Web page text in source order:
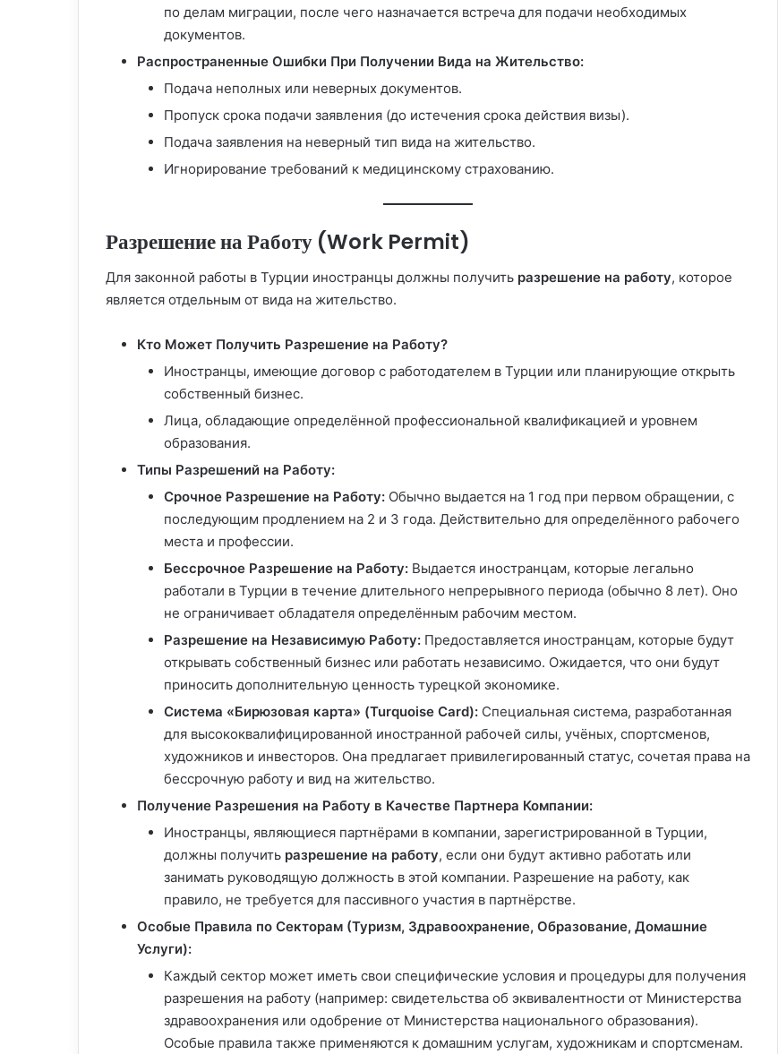
по делам миграции, после чего назначается встреча для подачи необходимых
документов.
Распространенные Ошибки При Получении Вида на Жительство:
Подача неполных или неверных документов.
Пропуск срока подачи заявления (до истечения срока действия визы).
Подача заявления на неверный тип вида на жительство.
Игнорирование требований к медицинскому страхованию.
Разрешение на Работу (Work Permit)
Для законной работы в Турции иностранцы должны получить разрешение на работу, которое
является отдельным от вида на жительство.
Кто Может Получить Разрешение на Работу?
Иностранцы, имеющие договор с работодателем в Турции или планирующие открыть
собственный бизнес.
Лица, обладающие определённой профессиональной квалификацией и уровнем
образования.
Типы Разрешений на Работу:
Срочное Разрешение на Работу: Обычно выдается на 1 год при первом обращении, с
последующим продлением на 2 и 3 года. Действительно для определённого рабочего
места и профессии.
Бессрочное Разрешение на Работу: Выдается иностранцам, которые легально
работали в Турции в течение длительного непрерывного периода (обычно 8 лет). Оно
не ограничивает обладателя определённым рабочим местом.
Разрешение на Независимую Работу: Предоставляется иностранцам, которые будут
открывать собственный бизнес или работать независимо. Ожидается, что они будут
приносить дополнительную ценность турецкой экономике.
Система «Бирюзовая карта» (Turquoise Card): Специальная система, разработанная
для высококвалифицированной иностранной рабочей силы, учёных, спортсменов,
художников и инвесторов. Она предлагает привилегированный статус, сочетая права на
бессрочную работу и вид на жительство.
Получение Разрешения на Работу в Качестве Партнера Компании:
Иностранцы, являющиеся партнёрами в компании, зарегистрированной в Турции,
должны получить разрешение на работу, если они будут активно работать или
занимать руководящую должность в этой компании. Разрешение на работу, как
правило, не требуется для пассивного участия в партнёрстве.
Особые Правила по Секторам (Туризм, Здравоохранение, Образование, Домашние
Услуги):
Каждый сектор может иметь свои специфические условия и процедуры для получения
разрешения на работу (например: свидетельства об эквивалентности от Министерства
здравоохранения или одобрение от Министерства национального образования).
Особые правила также применяются к домашним услугам, художникам и спортсменам.